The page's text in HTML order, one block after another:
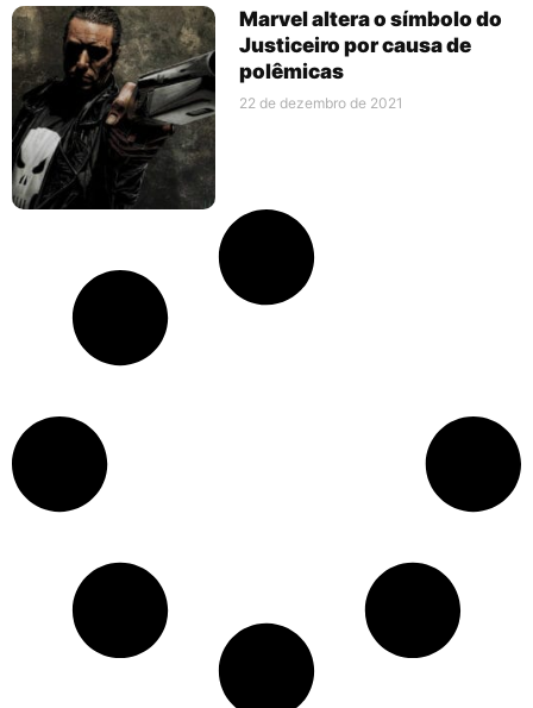
Marvel altera o símbolo do
Justiceiro por causa de
polêmicas
22 de dezembro de 2021